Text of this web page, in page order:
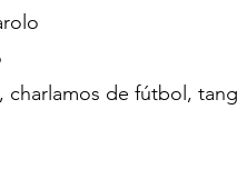
charlamos de fútbol,